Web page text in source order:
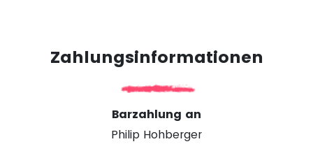
Zahlungsinformationen
Barzahlung an
Philip Hohberger